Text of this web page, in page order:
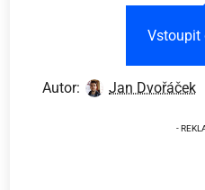
Vstoupit
Autor: Jan Dvořáček